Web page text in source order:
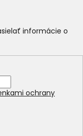
informácie o
ochrany